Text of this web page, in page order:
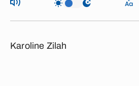
Karoline Zilah